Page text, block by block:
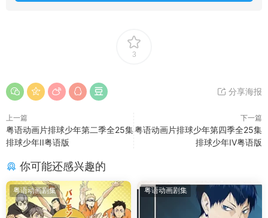
3
分享海报
上一篇
粤语动画片排球少年第二季全25集
排球少年II粤语版
下一篇
粤语动画片排球少年第四季全25集
排球少年IV粤语版
你可能还感兴趣的
粤语动画剧集 粤语动画剧集